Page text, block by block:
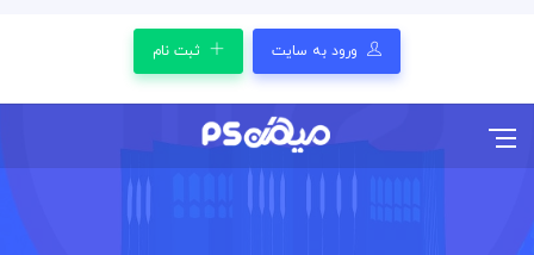
ورود به سایت ثبت نام